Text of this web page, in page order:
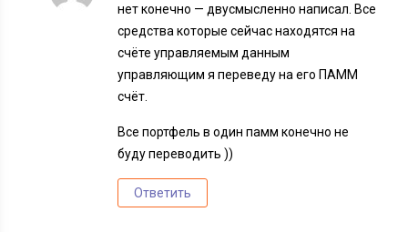
нет конечно — двусмысленно написал. Все
средства которые сейчас находятся на
счёте управляемым данным
управляющим я переведу на его ПАММ
счёт.
Все портфель в один памм конечно не
буду переводить ))
Ответить